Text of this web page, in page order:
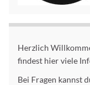
Herzlich
findest hier viele
Bei Fragen kannst